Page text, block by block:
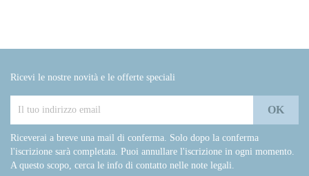
Ricevi le nostre novità e le offerte speciali
Riceverai a breve una mail di conferma. Solo dopo la conferma
l'iscrizione sarà completata. Puoi annullare l'iscrizione in ogni momento.
A questo scopo, cerca le info di contatto nelle note legali.